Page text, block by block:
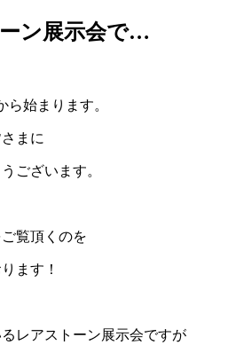
ン展示会で…
ら始まります。
まに
ございます。
覧頂くのを
ます！
レアストーン展示会ですが